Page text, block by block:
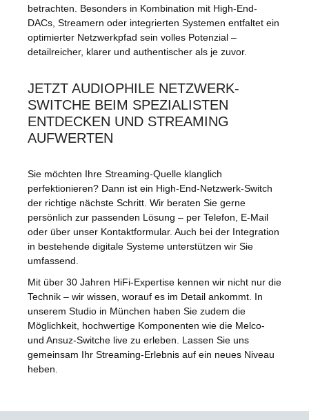
betrachten. Besonders in Kombination mit High-End-
DACs , Streamern oder integrierten Systemen entfaltet ein
optimierter Netzwerkpfad sein volles Potenzial –
detailreicher, klarer und authentischer als je zuvor.
JETZT AUDIOPHILE NETZWERK-
SWITCHE BEIM SPEZIALISTEN
ENTDECKEN UND STREAMING
AUFWERTEN
Sie möchten Ihre Streaming-Quelle klanglich
perfektionieren? Dann ist ein High-End-Netzwerk-Switch
der richtige nächste Schritt. Wir beraten Sie gerne
persönlich zur passenden Lösung – per Telefon, E-Mail
oder über unser Kontaktformular. Auch bei der Integration
in bestehende digitale Systeme unterstützen wir Sie
umfassend.
Mit über 30 Jahren HiFi-Expertise kennen wir nicht nur die
Technik – wir wissen, worauf es im Detail ankommt. In
unserem Studio in München haben Sie zudem die
Möglichkeit, hochwertige Komponenten wie die Melco-
und Ansuz-Switche live zu erleben. Lassen Sie uns
gemeinsam Ihr Streaming-Erlebnis auf ein neues Niveau
heben.